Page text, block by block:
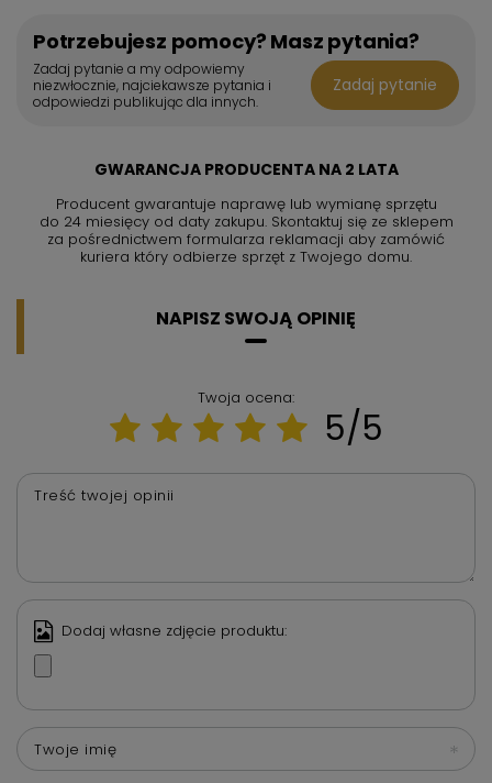
Potrzebujesz pomocy? Masz pytania?
Zadaj pytanie a my odpowiemy
niezwłocznie, najciekawsze pytania i
odpowiedzi publikując dla innych.
Zadaj pytanie
GWARANCJA PRODUCENTA NA 2 LATA
Producent gwarantuje naprawę lub wymianę sprzętu
do 24 miesięcy od daty zakupu. Skontaktuj się ze sklepem
za pośrednictwem formularza reklamacji aby zamówić
kuriera który odbierze sprzęt z Twojego domu.
NAPISZ SWOJĄ OPINIĘ
Twoja ocena:
5/5
Treść twojej opinii
Dodaj własne zdjęcie produktu:
Twoje imię